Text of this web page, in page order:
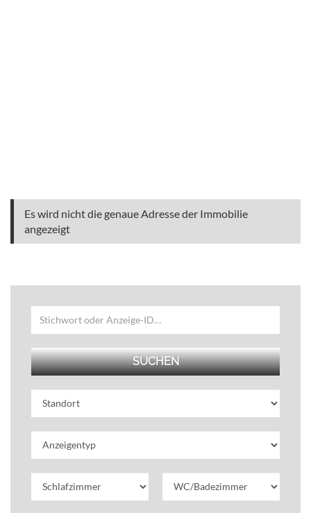
Es wird nicht die genaue Adresse der Immobilie
angezeigt